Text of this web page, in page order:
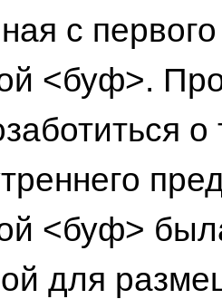
с
<буф>.
<буф>
для